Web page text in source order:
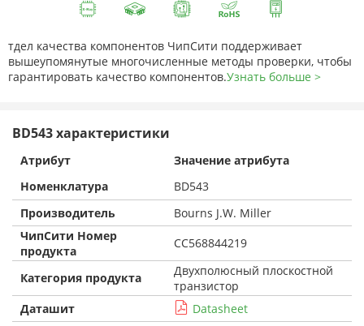
тдел качества компонентов ЧипСити поддерживает
вышеупомянутые многочисленные методы проверки, чтобы
гарантировать качество компонентов.Узнать больше >
BD543 характеристики
Атрибут
Значение атрибута
Номенклатура
BD543
Производитель
Bourns J.W. Miller
ЧипСити Номер
продукта
CC568844219
Категория продукта
Двухполюсный плоскостной
транзистор
Даташит
Datasheet